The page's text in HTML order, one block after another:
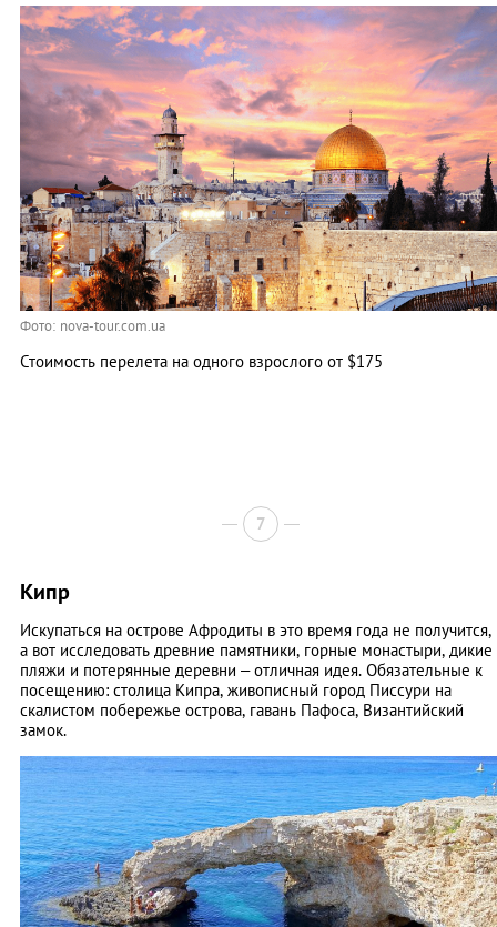
Фото: nova-tour.com.ua
Стоимость перелета на одного взрослого от $175
7
Кипр
Искупаться на острове Афродиты в это время года не получится,
а вот исследовать древние памятники, горные монастыри, дикие
пляжи и потерянные деревни – отличная идея. Обязательные к
посещению: столица Кипра, живописный город Писсури на
скалистом побережье острова, гавань Пафоса, Византийский
замок.